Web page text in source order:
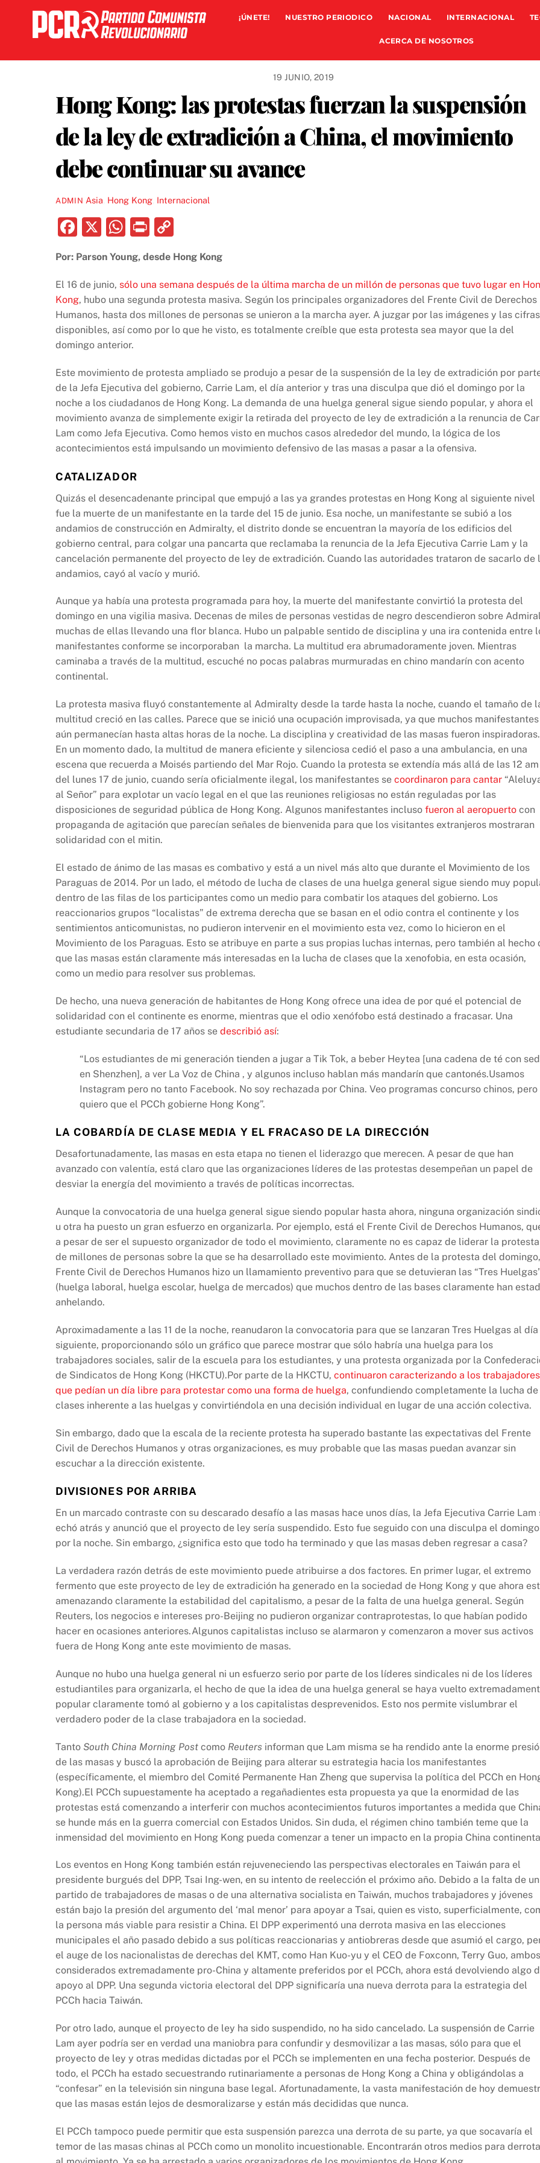
content
¡ÚNETE! NUESTRO PERIODICO NACIONAL INTERNACIONAL
ACERCA DE NOSOTROS
19 JUNIO, 2019
Hong Kong: las protestas fuerzan la suspensión
de la ley de extradición a China, el movimiento
debe continuar su avance
ADMIN Asia Hong Kong Internacional
F
c
e
b
o
o
X
W
at
s
A
p
p
P
nt p
y
Li
n
Por: Parson Young, desde Hong Kong
El 16 de junio, sólo una semana después de la última marcha de un millón de personas que tuvo lugar en
Kong, hubo una segunda protesta masiva. Según los principales organizadores del Frente Civil de Derechos
Humanos, hasta dos millones de personas se unieron a la marcha ayer. A juzgar por las imágenes y las cifras
disponibles, así como por lo que he visto, es totalmente creíble que esta protesta sea mayor que la del
domingo anterior.
Este movimiento de protesta ampliado se produjo a pesar de la suspensión de la ley de extradición por
de la Jefa Ejecutiva del gobierno, Carrie Lam, el día anterior y tras una disculpa que dió el domingo por la
noche a los ciudadanos de Hong Kong. La demanda de una huelga general sigue siendo popular, y ahora el
movimiento avanza de simplemente exigir la retirada del proyecto de ley de extradición a la renuncia de
Lam como Jefa Ejecutiva. Como hemos visto en muchos casos alrededor del mundo, la lógica de los
acontecimientos está impulsando un movimiento defensivo de las masas a pasar a la ofensiva.
CATALIZADOR
Quizás el desencadenante principal que empujó a las ya grandes protestas en Hong Kong al siguiente nivel
fue la muerte de un manifestante en la tarde del 15 de junio. Esa noche, un manifestante se subió a los
andamios de construcción en Admiralty, el distrito donde se encuentran la mayoría de los edificios del
gobierno central, para colgar una pancarta que reclamaba la renuncia de la Jefa Ejecutiva Carrie Lam y la
cancelación permanente del proyecto de ley de extradición. Cuando las autoridades trataron de sacarlo de
andamios, cayó al vacío y murió.
Aunque ya había una protesta programada para hoy, la muerte del manifestante convirtió la protesta del
domingo en una vigilia masiva. Decenas de miles de personas vestidas de negro descendieron sobre
muchas de ellas llevando una flor blanca. Hubo un palpable sentido de disciplina y una ira contenida entre
manifestantes conforme se incorporaban la marcha. La multitud era abrumadoramente joven. Mientras
caminaba a través de la multitud, escuché no pocas palabras murmuradas en chino mandarín con acento
continental.
La protesta masiva fluyó constantemente al Admiralty desde la tarde hasta la noche, cuando el tamaño de
multitud creció en las calles. Parece que se inició una ocupación improvisada, ya que muchos manifestantes
aún permanecían hasta altas horas de la noche. La disciplina y creatividad de las masas fueron inspiradoras.
En un momento dado, la multitud de manera eficiente y silenciosa cedió el paso a una ambulancia, en una
escena que recuerda a Moisés partiendo del Mar Rojo. Cuando la protesta se extendía más allá de las 12 am
del lunes 17 de junio, cuando sería oficialmente ilegal, los manifestantes se coordinaron para cantar
al Señor” para explotar un vacío legal en el que las reuniones religiosas no están reguladas por las
disposiciones de seguridad pública de Hong Kong. Algunos manifestantes incluso fueron al aeropuerto con
propaganda de agitación que parecían señales de bienvenida para que los visitantes extranjeros mostraran
solidaridad con el mitin.
El estado de ánimo de las masas es combativo y está a un nivel más alto que durante el Movimiento de los
Paraguas de 2014. Por un lado, el método de lucha de clases de una huelga general sigue siendo muy
dentro de las filas de los participantes como un medio para combatir los ataques del gobierno. Los
reaccionarios grupos “localistas” de extrema derecha que se basan en el odio contra el continente y los
sentimientos anticomunistas, no pudieron intervenir en el movimiento esta vez, como lo hicieron en el
Movimiento de los Paraguas. Esto se atribuye en parte a sus propias luchas internas, pero también al hecho
que las masas están claramente más interesadas en la lucha de clases que la xenofobia, en esta ocasión,
como un medio para resolver sus problemas.
De hecho, una nueva generación de habitantes de Hong Kong ofrece una idea de por qué el potencial de
solidaridad con el continente es enorme, mientras que el odio xenófobo está destinado a fracasar. Una
estudiante secundaria de 17 años se describió así:
“Los estudiantes de mi generación tienden a jugar a Tik Tok, a beber Heytea [una cadena de té con
en Shenzhen], a ver La Voz de China , y algunos incluso hablan más mandarín que cantonés.Usamos
Instagram pero no tanto Facebook. No soy rechazada por China. Veo programas concurso chinos, pero
quiero que el PCCh gobierne Hong Kong”.
LA COBARDÍA DE CLASE MEDIA Y EL FRACASO DE LA DIRECCIÓN
Desafortunadamente, las masas en esta etapa no tienen el liderazgo que merecen. A pesar de que han
avanzado con valentía, está claro que las organizaciones líderes de las protestas desempeñan un papel de
desviar la energía del movimiento a través de políticas incorrectas.
Aunque la convocatoria de una huelga general sigue siendo popular hasta ahora, ninguna organización
u otra ha puesto un gran esfuerzo en organizarla. Por ejemplo, está el Frente Civil de Derechos Humanos,
a pesar de ser el supuesto organizador de todo el movimiento, claramente no es capaz de liderar la protesta
de millones de personas sobre la que se ha desarrollado este movimiento. Antes de la protesta del
Frente Civil de Derechos Humanos hizo un llamamiento preventivo para que se detuvieran las “Tres
(huelga laboral, huelga escolar, huelga de mercados) que muchos dentro de las bases claramente han
anhelando.
Aproximadamente a las 11 de la noche, reanudaron la convocatoria para que se lanzaran Tres Huelgas al día
siguiente, proporcionando sólo un gráfico que parece mostrar que sólo habría una huelga para los
trabajadores sociales, salir de la escuela para los estudiantes, y una protesta organizada por la
de Sindicatos de Hong Kong (HKCTU).Por parte de la HKCTU, continuaron caracterizando a los trabajadores
que pedían un día libre para protestar como una forma de huelga, confundiendo completamente la lucha de
clases inherente a las huelgas y convirtiéndola en una decisión individual en lugar de una acción colectiva.
Sin embargo, dado que la escala de la reciente protesta ha superado bastante las expectativas del Frente
Civil de Derechos Humanos y otras organizaciones, es muy probable que las masas puedan avanzar sin
escuchar a la dirección existente.
DIVISIONES POR ARRIBA
En un marcado contraste con su descarado desafío a las masas hace unos días, la Jefa Ejecutiva Carrie Lam
echó atrás y anunció que el proyecto de ley sería suspendido. Esto fue seguido con una disculpa el domingo
por la noche. Sin embargo, ¿significa esto que todo ha terminado y que las masas deben regresar a casa?
La verdadera razón detrás de este movimiento puede atribuirse a dos factores. En primer lugar, el extremo
fermento que este proyecto de ley de extradición ha generado en la sociedad de Hong Kong y que ahora
amenazando claramente la estabilidad del capitalismo, a pesar de la falta de una huelga general. Según
Reuters, los negocios e intereses pro-Beijing no pudieron organizar contraprotestas, lo que habían podido
hacer en ocasiones anteriores.Algunos capitalistas incluso se alarmaron y comenzaron a mover sus activos
fuera de Hong Kong ante este movimiento de masas.
Aunque no hubo una huelga general ni un esfuerzo serio por parte de los líderes sindicales ni de los líderes
estudiantiles para organizarla, el hecho de que la idea de una huelga general se haya vuelto
popular claramente tomó al gobierno y a los capitalistas desprevenidos. Esto nos permite vislumbrar el
verdadero poder de la clase trabajadora en la sociedad.
Tanto South China Morning Post como Reuters informan que Lam misma se ha rendido ante la enorme
de las masas y buscó la aprobación de Beijing para alterar su estrategia hacia los manifestantes
(específicamente, el miembro del Comité Permanente Han Zheng que supervisa la política del PCCh en
Kong).El PCCh supuestamente ha aceptado a regañadientes esta propuesta ya que la enormidad de las
protestas está comenzando a interferir con muchos acontecimientos futuros importantes a medida que
se hunde más en la guerra comercial con Estados Unidos. Sin duda, el régimen chino también teme que la
inmensidad del movimiento en Hong Kong pueda comenzar a tener un impacto en la propia China
Los eventos en Hong Kong también están rejuveneciendo las perspectivas electorales en Taiwán para el
presidente burgués del DPP, Tsai Ing-wen, en su intento de reelección el próximo año. Debido a la falta de un
partido de trabajadores de masas o de una alternativa socialista en Taiwán, muchos trabajadores y jóvenes
están bajo la presión del argumento del ‘mal menor’ para apoyar a Tsai, quien es visto, superficialmente,
la persona más viable para resistir a China. El DPP experimentó una derrota masiva en las elecciones
municipales el año pasado debido a sus políticas reaccionarias y antiobreras desde que asumió el cargo,
el auge de los nacionalistas de derechas del KMT, como Han Kuo-yu y el CEO de Foxconn, Terry Guo, ambos
considerados extremadamente pro-China y altamente preferidos por el PCCh, ahora está devolviendo algo
apoyo al DPP. Una segunda victoria electoral del DPP significaría una nueva derrota para la estrategia del
PCCh hacia Taiwán.
Por otro lado, aunque el proyecto de ley ha sido suspendido, no ha sido cancelado. La suspensión de Carrie
Lam ayer podría ser en verdad una maniobra para confundir y desmovilizar a las masas, sólo para que el
proyecto de ley y otras medidas dictadas por el PCCh se implementen en una fecha posterior. Después de
todo, el PCCh ha estado secuestrando rutinariamente a personas de Hong Kong a China y obligándolas a
“confesar” en la televisión sin ninguna base legal. Afortunadamente, la vasta manifestación de hoy
que las masas están lejos de desmoralizarse y están más decididas que nunca.
El PCCh tampoco puede permitir que esta suspensión parezca una derrota de su parte, ya que socavaría el
temor de las masas chinas al PCCh como un monolito incuestionable. Encontrarán otros medios para